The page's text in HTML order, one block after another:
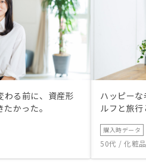
わる前に、資産形
かった。
ハッピー
ルフと旅
購入時データ
50代 / 化粧